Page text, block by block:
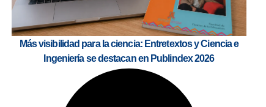
Más visibilidad para la ciencia: Entretextos y Ciencia e
Ingeniería se destacan en Publindex 2026